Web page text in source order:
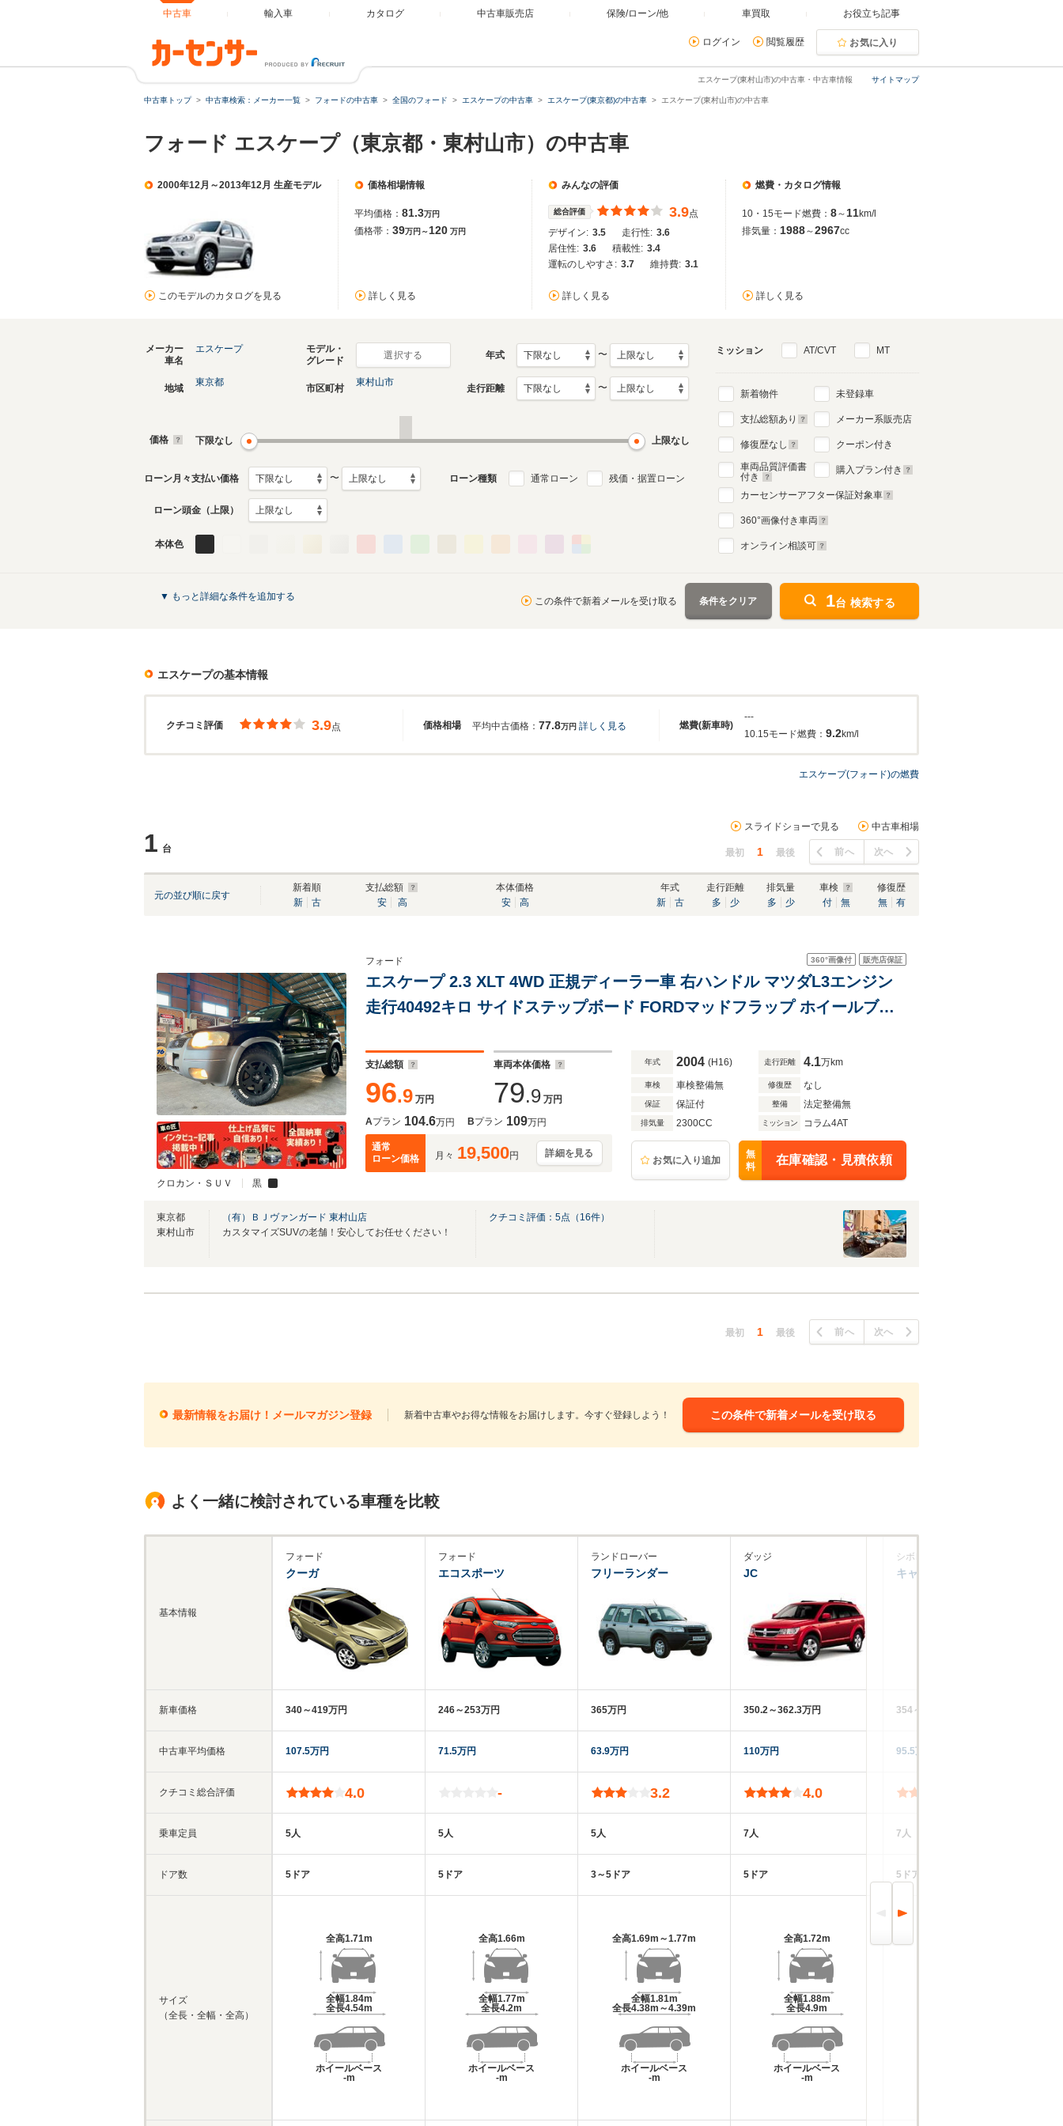
中古車 輸入車 カタログ 中古車販売店 保険/ローン/他 車買取 お役立ち記事
ログイン 閲覧履歴 お気に入り
サイトマップ
エスケープ(東村山市)の中古車・中古車情報
中古車トップ 中古車検索：メーカー一覧 フォードの中古車 全国のフォード エスケープの中古車 エスケープ(東京都)の中古車 エスケープ(東村山市)の中古車
フォード エスケープ（東京都・東村山市）の中古車
2000年12月～2013年12月 生産モデル
このモデルのカタログを見る
価格相場情報
平均価格： 81.3万円
価格帯： 39万円～120 万円
詳しく見る
みんなの評価
総合評価 3.9点
デザイン: 3.5 走行性: 3.6
居住性: 3.6 積載性: 3.4
運転のしやすさ: 3.7 維持費: 3.1
詳しく見る
燃費・カタログ情報
10・15モード燃費： 8～ 11km/l
排気量： 1988～2967cc
詳しく見る
メーカー
車名
エスケープ
モデル・
グレード
選択する 年式 〜
地域
東京都
市区町村
東村山市
走行距離 〜
価格 下限なし 上限なし
ローン月々支払い価格 〜 ローン種類 通常ローン 残価・据置ローン
ローン頭金（上限）
本体色
ミッション AT/CVT MT
新着物件
支払総額あり
修復歴なし
車両品質評価書
付き
未登録車
メーカー系販売店
クーポン付き
購入プラン付き
カーセンサーアフター保証対象車
360°画像付き車両
オンライン相談可
▼ もっと詳細な条件を追加する この条件で新着メールを受け取る 条件をクリア 1台 検索する
エスケープの基本情報
クチコミ評価 価格相場 燃費(新車時)
3.9点 平均中古価格： 77.8万円 詳しく見る
---
10.15モード燃費： 9.2km/l
エスケープ(フォード)の燃費
1 台
スライドショーで見る 中古車相場
最初 1 最後 前へ 次へ
元の並び順に戻す
新着順
新
古
支払総額
安
高
本体価格
安
高
年式
新
古
走行距離
多
少
排気量
多
少
車検
付
無
修復歴
無
有
クロカン・ＳＵＶ 黒
360°画像付 販売店保証
フォード
エスケープ 2.3 XLT 4WD 正規ディーラー車 右ハンドル マツダL3エンジン
走行40492キロ サイドステップボード FORDマッドフラップ ホイールブラ
支払総額
96.9 万円
車両本体価格
79.9 万円
Aプラン 104.6万円 Bプラン 109万円
通常
ローン価格
月々 19,500円 詳細を見る
年式 2004 (H16) 走行距離 4.1万km
車検 車検整備無 修復歴 なし
保証 保証付 整備 法定整備無
排気量 2300CC ミッション コラム4AT
お気に入り追加
無
料
在庫確認・見積依頼
東京都
東村山市
（有）ＢＪヴァンガード 東村山店
カスタマイズSUVの老舗！安心してお任せください！
クチコミ評価： 5点（ 16件）
最初 1 最後 前へ 次へ
最新情報をお届け！メールマガジン登録 新着中古車やお得な情報をお届けします。今すぐ登録しよう！ この条件で新着メールを受け取る
よく一緒に検討されている車種を比較
基本情報
新車価格
中古車平均価格
クチコミ総合評価
乗車定員
ドア数
サイズ
（全長・全幅・全高）
フォード
クーガ
340～419万円
107.5万円
4.0
5人
5ドア
全高1.71m
全幅1.84m
全長4.54m
ホイールベース
-m
フォード
エコスポーツ
246～253万円
71.5万円
-
5人
5ドア
全高1.66m
全幅1.77m
全長4.2m
ホイールベース
-m
ランドローバー
フリーランダー
365万円
63.9万円
3.2
5人
3～5ドア
全高1.69m～1.77m
全幅1.81m
全長4.38m～4.39m
ホイールベース
-m
ダッジ
JC
350.2～362.3万円
110万円
4.0
7人
5ドア
全高1.72m
全幅1.88m
全長4.9m
ホイールベース
-m
シボレー
キャプティバ
354～433万円
95.5万円
7人
5ドア